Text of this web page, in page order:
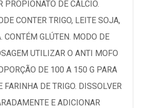
PROPIONATO DE CÁLCIO.
CONTER TRIGO, LEITE SOJA,
CONTÉM GLÚTEN. MODO DE
UTILIZAR O ANTI MOFO
DE 100 A 150 G PARA
FARINHA DE TRIGO. DISSOLVER
E ADICIONAR